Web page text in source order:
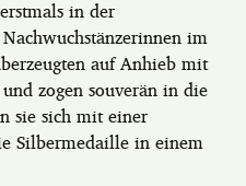
in der
im
auf Anhieb mit
zogen souverän indie
sie sich mit einer
Silbermedaille in einem